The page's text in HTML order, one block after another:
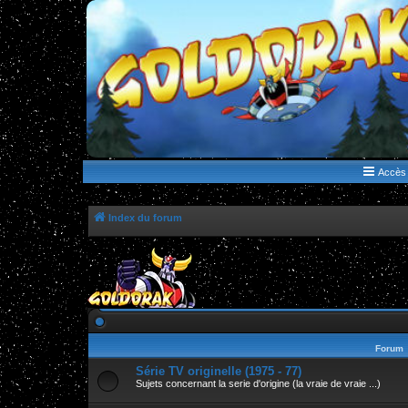
WWW.GOLDORAKGO.COM
le site de la Lune Rouge
Accès
Index du forum
Forum
Série TV originelle (1975 - 77)
Sujets concernant la serie d'origine (la vraie de vraie ...)